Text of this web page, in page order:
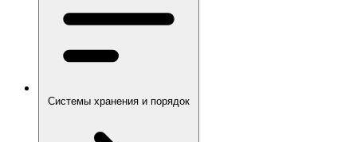
Системы хранения и порядок